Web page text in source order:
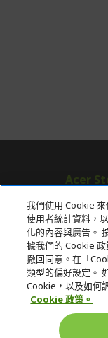
Acer
我們使用 Cookie
使用者統計資料，
化的內容與廣告。
據我們的 Cookie
撤回同意。在「
類型的偏好設定。
Cookie，以及如何
Cookie 政策。